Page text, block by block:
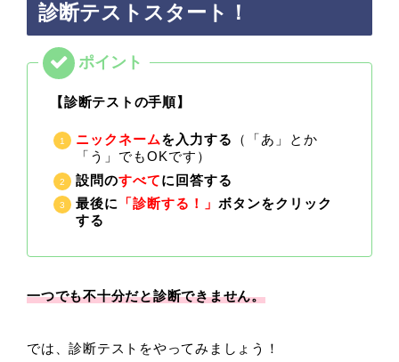
診断テストスタート！
【診断テストの手順】
ニックネームを入力する
（「あ」とか
「う」でもOKです）
設問のすべてに回答する
最後に 「診断する！」 ボタンをクリック
する
一つでも不十分だと診断できません。
では、診断テストをやってみましょう！